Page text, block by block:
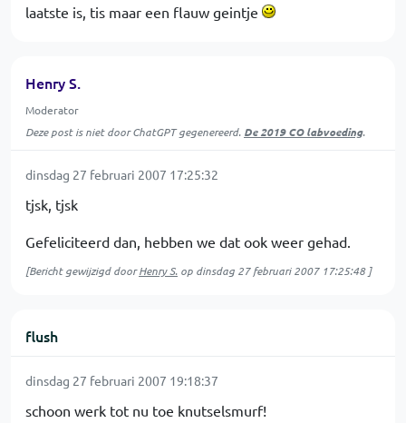
laatste is, tis maar een flauw geintje
Henry S.
Moderator
Deze post is niet door ChatGPT gegenereerd. De 2019 CO labvoeding.
dinsdag 27 februari 2007 17:25:32
tjsk, tjsk
Gefeliciteerd dan, hebben we dat ook weer gehad.
[Bericht gewijzigd doorHenry S. op dinsdag 27 februari 2007 17:25:48]
flush
dinsdag 27 februari 2007 19:18:37
schoon werk tot nu toe knutselsmurf!